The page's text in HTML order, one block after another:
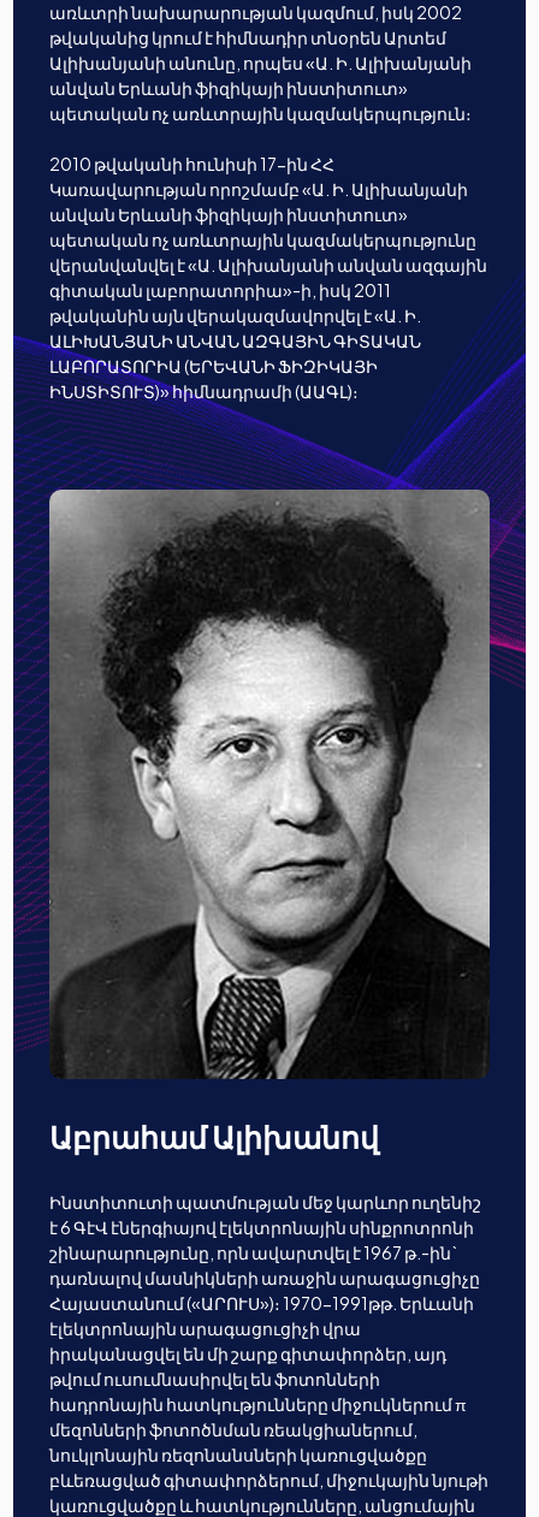
առևտրի նախարարության կազմում, իսկ 2002
թվականից կրում է հիմնադիր տնօրեն Արտեմ
Ալիխանյանի անունը, որպես «Ա. Ի. Ալիխանյանի
անվան Երևանի ֆիզիկայի ինստիտուտ»
պետական ոչ առևտրային կազմակերպություն։
2010 թվականի հունիսի 17-ին ՀՀ
Կառավարության որոշմամբ «Ա. Ի. Ալիխանյանի
անվան Երևանի ֆիզիկայի ինստիտուտ»
պետական ոչ առևտրային կազմակերպությունը
վերանվանվել է «Ա. Ալիխանյանի անվան ազգային
գիտական լաբորատորիա»-ի, իսկ 2011
թվականին այն վերակազմավորվել է «Ա. Ի.
ԱԼԻԽԱՆՅԱՆԻ ԱՆՎԱՆ ԱԶԳԱՅԻՆ ԳԻՏԱԿԱՆ
ԼԱԲՈՐԱՏՈՐԻԱ (ԵՐԵՎԱՆԻ ՖԻԶԻԿԱՅԻ
ԻՆՍՏԻՏՈՒՏ)» հիմնադրամի (ԱԱԳԼ)։
Աբրահամ Ալիխանով
Ինստիտուտի պատմության մեջ կարևոր ուղենիշ
է 6 ԳէՎ էներգիայով էլեկտրոնային սինքրոտրոնի
շինարարությունը, որն ավարտվել է 1967 թ.-ին`
դառնալով մասնիկների առաջին արագացուցիչը
Հայաստանում («ԱՐՈՒՍ»)։ 1970-1991թթ. Երևանի
էլեկտրոնային արագացուցիչի վրա
իրականացվել են մի շարք գիտափորձեր, այդ
թվում ուսումնասիրվել են ֆոտոնների
հադրոնային հատկությունները միջուկներում π
մեզոնների ֆոտոծնման ռեակցիաներում,
նուկլոնային ռեզոնանսների կառուցվածքը
բևեռացված գիտափորձերում, միջուկային նյութի
կառուցվածքը և հատկությունները, անցումային